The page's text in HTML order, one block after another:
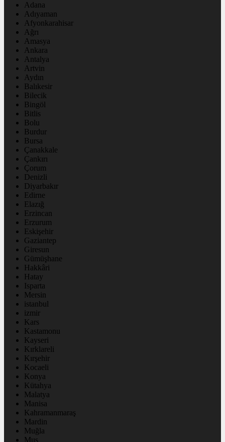
Adana
Adıyaman
Afyonkarahisar
Ağrı
Amasya
Ankara
Antalya
Artvin
Aydın
Balıkesir
Bilecik
Bingöl
Bitlis
Bolu
Burdur
Bursa
Çanakkale
Çankırı
Çorum
Denizli
Diyarbakır
Edirne
Elazığ
Erzincan
Erzurum
Eskişehir
Gaziantep
Giresun
Gümüşhane
Hakkâri
Hatay
Isparta
Mersin
istanbul
izmir
Kars
Kastamonu
Kayseri
Kırklareli
Kırşehir
Kocaeli
Konya
Kütahya
Malatya
Manisa
Kahramanmaraş
Mardin
Muğla
Muş